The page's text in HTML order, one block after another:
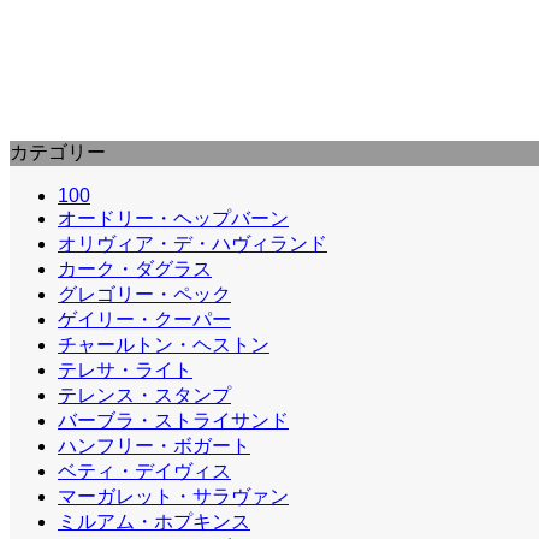
カテゴリー
100
オードリー・ヘップバーン
オリヴィア・デ・ハヴィランド
カーク・ダグラス
グレゴリー・ペック
ゲイリー・クーパー
チャールトン・ヘストン
テレサ・ライト
テレンス・スタンプ
バーブラ・ストライサンド
ハンフリー・ボガート
ベティ・デイヴィス
マーガレット・サラヴァン
ミルアム・ホプキンス